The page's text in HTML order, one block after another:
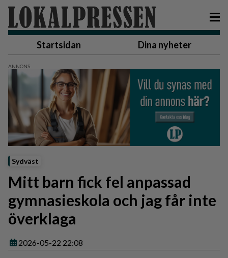
Startsidan Dina nyheter
Sydväst
Mitt barn fick fel anpassad
gymnasieskola och jag får inte
överklaga
2026-05-22 22:08